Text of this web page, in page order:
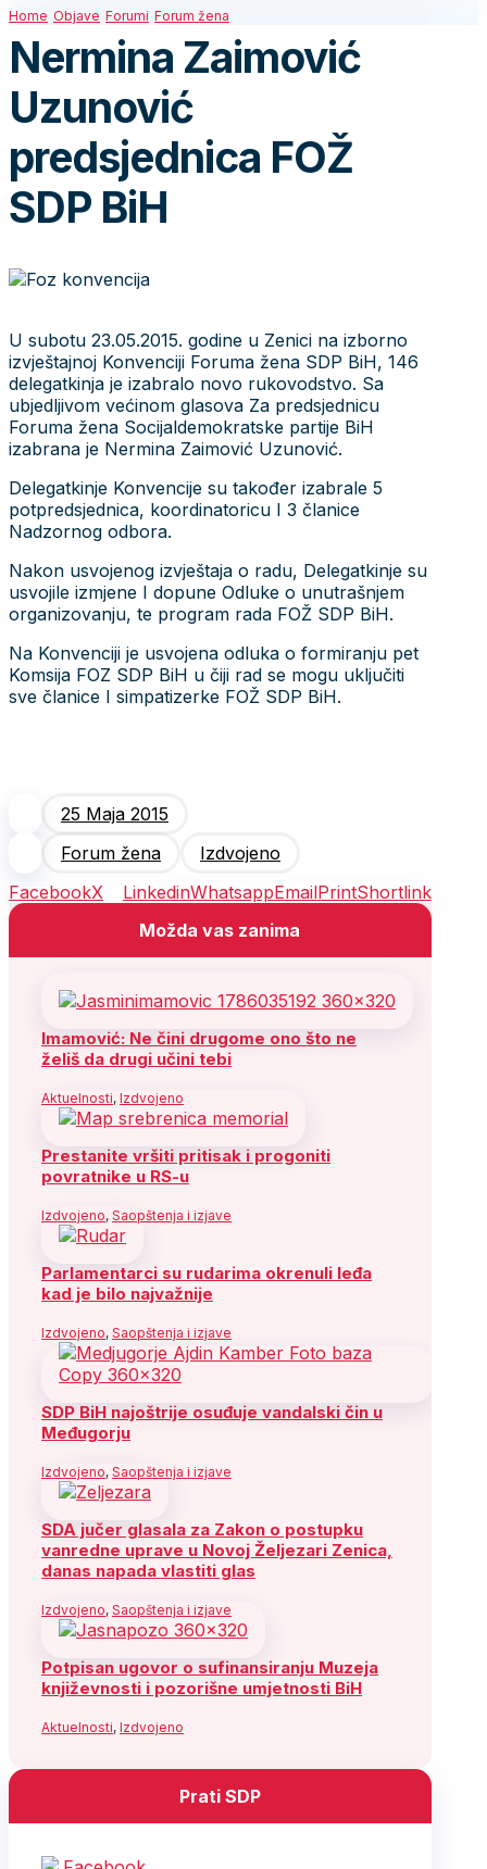
Home Objave Forumi Forum žena
Nermina Zaimović
Uzunović
predsjednica FOŽ
SDP BiH
U subotu 23.05.2015. godine u Zenici na izborno
izvještajnoj Konvenciji Foruma žena SDP BiH, 146
delegatkinja je izabralo novo rukovodstvo. Sa
ubjedljivom većinom glasova Za predsjednicu
Foruma žena Socijaldemokratske partije BiH
izabrana je Nermina Zaimović Uzunović.
Delegatkinje Konvencije su također izabrale 5
potpredsjednica, koordinatoricu I 3 članice
Nadzornog odbora.
Nakon usvojenog izvještaja o radu, Delegatkinje su
usvojile izmjene I dopune Odluke o unutrašnjem
organizovanju, te program rada FOŽ SDP BiH.
Na Konvenciji je usvojena odluka o formiranju pet
Komsija FOZ SDP BiH u čiji rad se mogu uključiti
sve članice I simpatizerke FOŽ SDP BiH.
25 Maja 2015
Forum žena
Izdvojeno
FacebookX LinkedinWhatsappEmailPrintShortlink
Možda vas zanima
Imamović: Ne čini drugome ono što ne
želiš da drugi učini tebi
Aktuelnosti, Izdvojeno
Prestanite vršiti pritisak i progoniti
povratnike u RS-u
Izdvojeno, Saopštenja i izjave
Parlamentarci su rudarima okrenuli leđa
kad je bilo najvažnije
Izdvojeno, Saopštenja i izjave
SDP BiH najoštrije osuđuje vandalski čin u
Međugorju
Izdvojeno, Saopštenja i izjave
SDA jučer glasala za Zakon o postupku
vanredne uprave u Novoj Željezari Zenica,
danas napada vlastiti glas
Izdvojeno, Saopštenja i izjave
Potpisan ugovor o sufinansiranju Muzeja
književnosti i pozorišne umjetnosti BiH
Aktuelnosti, Izdvojeno
Prati SDP